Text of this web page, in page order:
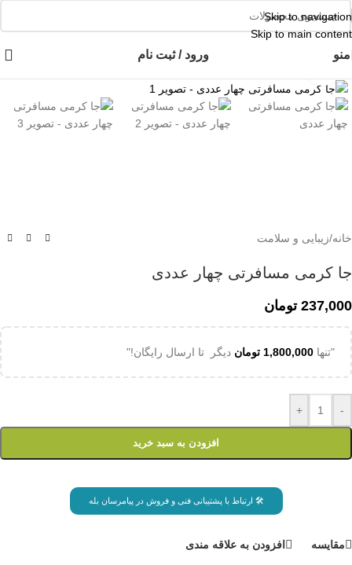
Skip to navigation
Skip to main content
منو ورود / ثبت نام
خانه/زیبایی و سلامت
جا کرمی مسافرتی چهار عددی
237,000 تومان
"تنها 1,800,000 تومان دیگر تا ارسال رایگان!"
-
+
افزودن به سبد خرید
🛠 ارتباط با پشتیبانی فنی و فروش در پیامرسان بله
مقايسه افزودن به علاقه مندی